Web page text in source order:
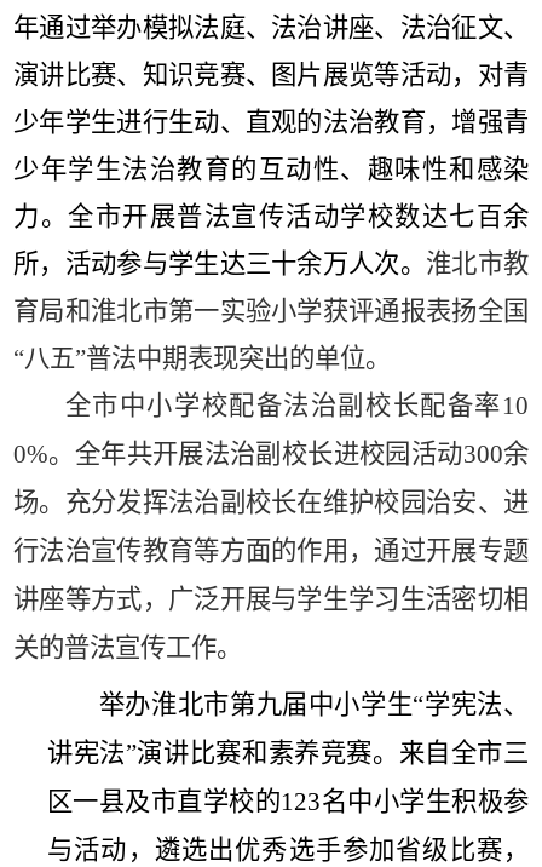
年通过举办模拟法庭、法治讲座、法治征文、
演讲比赛、知识竞赛、图片展览等活动，对青
少年学生进行生动、直观的法治教育，增强青
少年学生法治教育的互动性、趣味性和感染
力。全市开展普法宣传活动学校数达七百余
所，活动参与学生达三十余万人次。 淮北市教
育局和淮北市第一实验小学获评通报表扬全国
“八五”普法中期表现突出的单位。
全市中小学校配备法治副校长配备率10
0%。全年共开展法治副校长进校园活动300余
场。充分发挥法治副校长在维护校园治安、进
行法治宣传教育等方面的作用，通过开展专题
讲座等方式，广泛开展与学生学习生活密切相
关的普法宣传工作。
举办淮北市第九届中小学生“学宪法、
讲宪法”演讲比赛和素养竞赛。来自全市三
区一县及市直学校的123名中小学生积极参
与活动，遴选出优秀选手参加省级比赛，